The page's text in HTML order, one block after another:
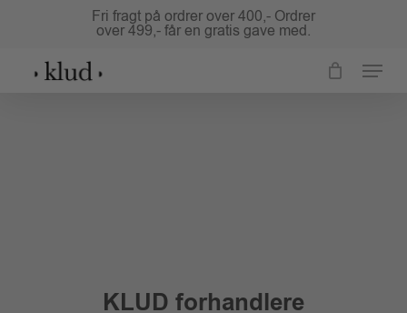
content
Fri fragt på ordrer over 400,- Ordrer
over 499,- får en gratis gave med.
Menu
KLUD forhandlere
Menu